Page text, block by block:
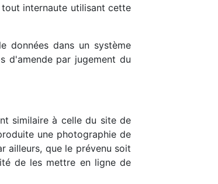
internaute utilisant cette
données dans un système
d'amende par jugement du
similaire à celle du site de
une photographie de
ailleurs, que le prévenu soit
de les mettre en ligne de